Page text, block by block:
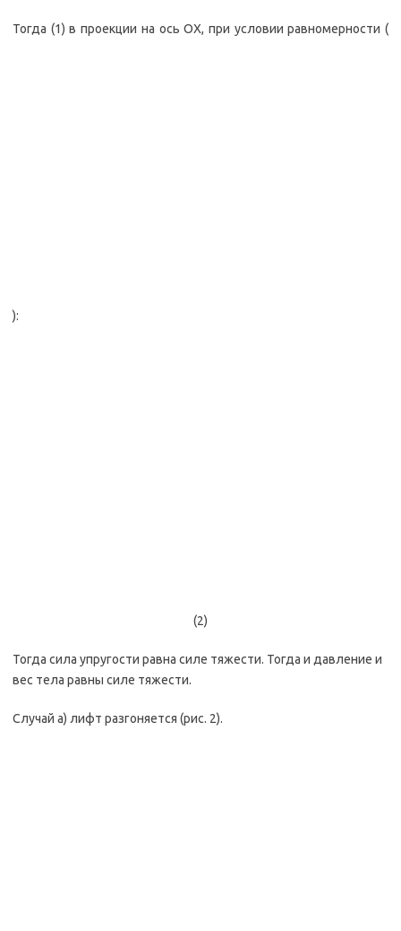
Тогда (1) в проекции на ось OX, при условии равномерности (
):
(2)
Тогда сила упругости равна силе тяжести. Тогда и давление и
вес тела равны силе тяжести.
Случай а) лифт разгоняется (рис. 2).